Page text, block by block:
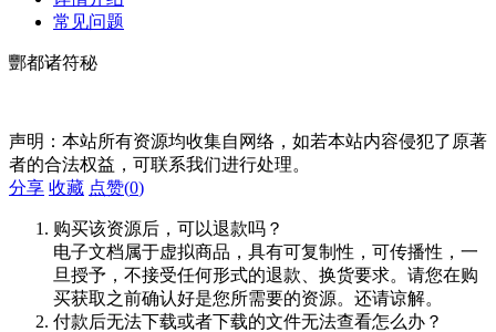
常见问题
酆都诸符秘
声明：本站所有资源均收集自网络，如若本站内容侵犯了原著
者的合法权益，可联系我们进行处理。
分享 收藏 点赞(0)
购买该资源后，可以退款吗？
电子文档属于虚拟商品，具有可复制性，可传播性，一
旦授予，不接受任何形式的退款、换货要求。请您在购
买获取之前确认好是您所需要的资源。还请谅解。
付款后无法下载或者下载的文件无法查看怎么办？